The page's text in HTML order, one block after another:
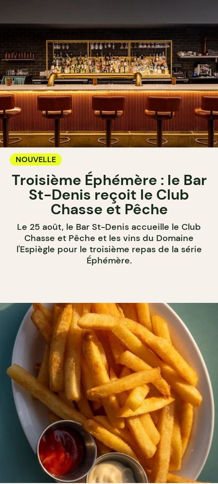
NOUVELLE
Troisième Éphémère : le Bar
St-Denis reçoit le Club
Chasse et Pêche
Le 25 août, le Bar St-Denis accueille le Club
Chasse et Pêche et les vins du Domaine
l'Espiègle pour le troisième repas de la série
Éphémère.